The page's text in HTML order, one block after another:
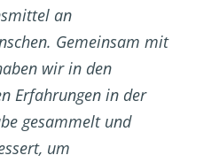
an
Gemeinsam mit
wir in den
Erfahrungen in der
gesammelt und
um